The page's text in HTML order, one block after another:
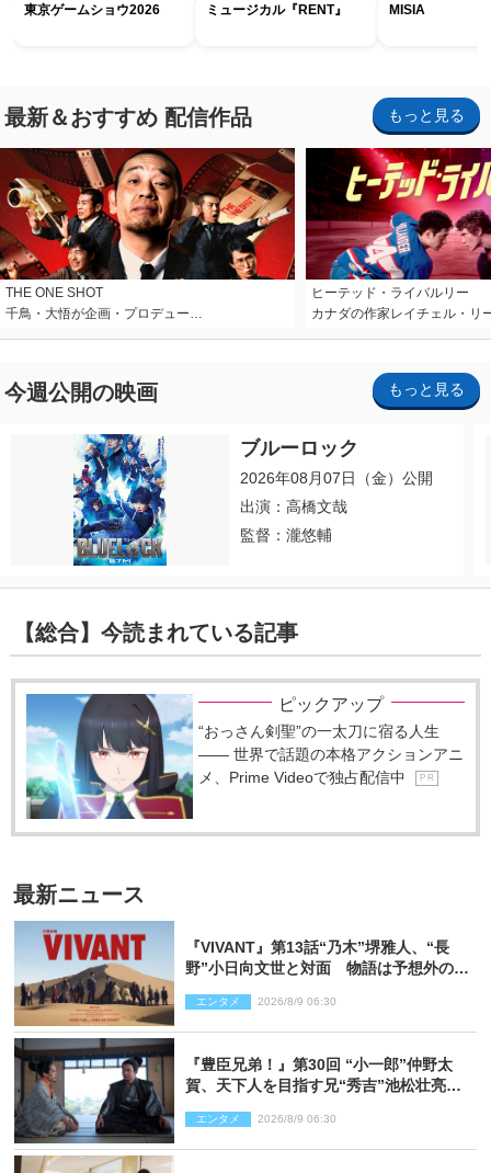
東京ゲームショウ2026 ミュージカル『RENT』 MISIA
最新＆おすすめ 配信作品 もっと見る
THE ONE SHOT
千鳥・大悟が企画・プロデュー…
ヒーテッド・ライバルリー
カナダの作家レイチェル・リ
今週公開の映画 もっと見る
ブルーロック
2026年08月07日（金）公開
出演：高橋文哉
監督：瀧悠輔
【総合】今読まれている記事
ピックアップ
“おっさん剣聖”の一太刀に宿る人生
―― 世界で話題の本格アクションアニ
メ、Prime Videoで独占配信中
P R
最新ニュース
『VIVANT』第13話“乃木”堺雅人、“長
野”小日向文世と対面 物語は予想外の展
エンタメ 2026/8/9 06:30
『豊臣兄弟！』第30回 “小一郎”仲野太
賀、天下人を目指す兄“秀吉”池松壮亮
エンタメ 2026/8/9 06:30